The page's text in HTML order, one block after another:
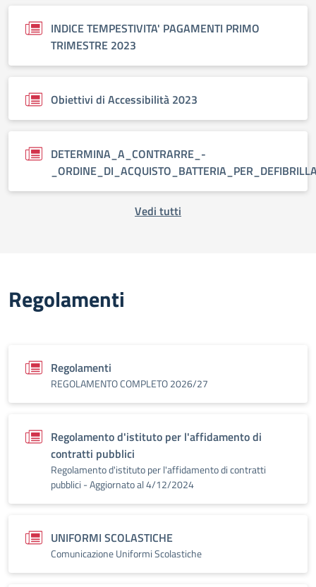
INDICE TEMPESTIVITA' PAGAMENTI PRIMO
TRIMESTRE 2023
Obiettivi di Accessibilità 2023
DETERMINA_A_CONTRARRE_-
Vedi tutti
Regolamenti
Regolamenti
REGOLAMENTO COMPLETO 2026/27
Regolamento d'istituto per l'affidamento di
contratti pubblici
Regolamento d'istituto per l'affidamento di contratti
pubblici - Aggiornato al 4/12/2024
UNIFORMI SCOLASTICHE
Comunicazione Uniformi Scolastiche